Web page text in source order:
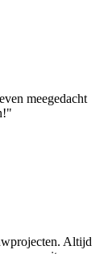
meegedacht
"
Altijd